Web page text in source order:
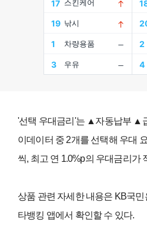
'선택 우대금리'는 ▲자동납부
이데이터 중 2개를 선택해 우대
씩, 최고 연 1.0%p의 우대금리가
상품 관련 자세한 내용은 KB국
타뱅킹 앱에서 확인할 수 있다.